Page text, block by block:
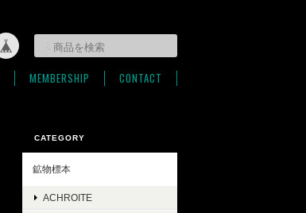
MEMBERSHIP CONTACT
CATEGORY
鉱物標本
ACHROITE